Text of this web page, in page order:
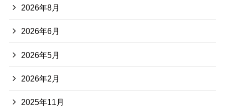
2026年8月
2026年6月
2026年5月
2026年2月
2025年11月